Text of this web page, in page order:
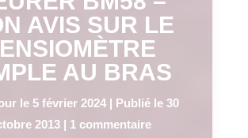
AVIS SUR LE
AU BRAS
le 5 février 2024 | Publié le 30
2013 | 1 commentaire